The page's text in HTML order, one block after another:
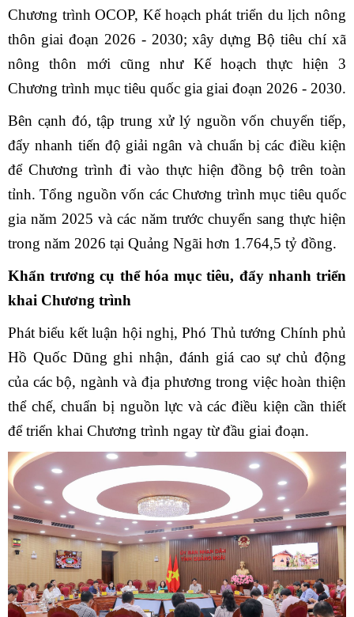
Chương trình OCOP, Kế hoạch phát triển du lịch nông
thôn giai đoạn 2026 - 2030; xây dựng Bộ tiêu chí xã
nông thôn mới cũng như Kế hoạch thực hiện 3
Chương trình mục tiêu quốc gia giai đoạn 2026 - 2030.
Bên cạnh đó, tập trung xử lý nguồn vốn chuyển tiếp,
đẩy nhanh tiến độ giải ngân và chuẩn bị các điều kiện
để Chương trình đi vào thực hiện đồng bộ trên toàn
tỉnh. Tổng nguồn vốn các Chương trình mục tiêu quốc
gia năm 2025 và các năm trước chuyển sang thực hiện
trong năm 2026 tại Quảng Ngãi hơn 1.764,5 tỷ đồng.
Khẩn trương cụ thể hóa mục tiêu, đẩy nhanh triển
khai Chương trình
Phát biểu kết luận hội nghị, Phó Thủ tướng Chính phủ
Hồ Quốc Dũng ghi nhận, đánh giá cao sự chủ động
của các bộ, ngành và địa phương trong việc hoàn thiện
thể chế, chuẩn bị nguồn lực và các điều kiện cần thiết
để triển khai Chương trình ngay từ đầu giai đoạn.